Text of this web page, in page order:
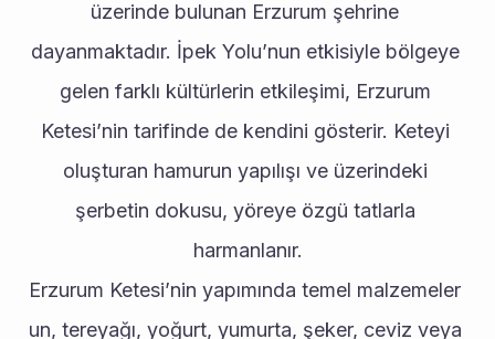
üzerinde bulunan Erzurum şehrine
dayanmaktadır. İpek Yolu’nun etkisiyle bölgeye
gelen farklı kültürlerin etkileşimi, Erzurum
Ketesi’nin tarifinde de kendini gösterir. Keteyi
oluşturan hamurun yapılışı ve üzerindeki
şerbetin dokusu, yöreye özgü tatlarla
harmanlanır.
Erzurum Ketesi’nin yapımında temel malzemeler
un, tereyağı, yoğurt, yumurta, şeker, ceviz veya